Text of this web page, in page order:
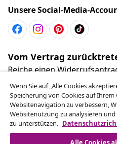
Unsere Social-Media-
Vom Vertrag
Reiche einen
ein.
Vom Vertrag
Wenn Sie auf „Alle Cookies
Speicherung von Cookies auf Ihrem
Websitenavigation zu verbessern,
Websitenutzung zu analysieren
zu unterstützen.